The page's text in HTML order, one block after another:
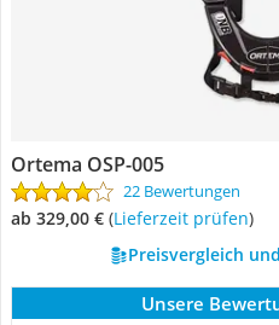
Ortema OSP-005
22 Bewertungen
ab 329,00 € (Lieferzeit prüfen)
Preisvergleich
Unsere